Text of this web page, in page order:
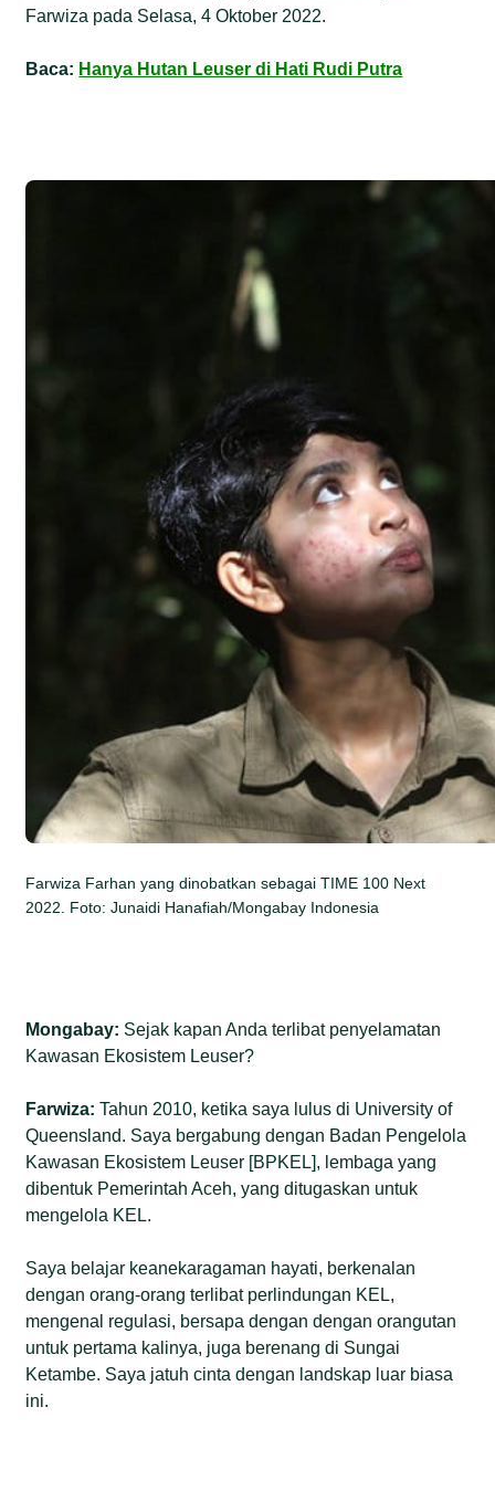
Farwiza pada Selasa, 4 Oktober 2022.
Baca: Hanya Hutan Leuser di Hati Rudi Putra
Farwiza Farhan yang dinobatkan sebagai TIME 100 Next
2022. Foto: Junaidi Hanafiah/Mongabay Indonesia
Mongabay: Sejak kapan Anda terlibat penyelamatan
Kawasan Ekosistem Leuser?
Farwiza: Tahun 2010, ketika saya lulus di University of
Queensland. Saya bergabung dengan Badan Pengelola
Kawasan Ekosistem Leuser [BPKEL], lembaga yang
dibentuk Pemerintah Aceh, yang ditugaskan untuk
mengelola KEL.
Saya belajar keanekaragaman hayati, berkenalan
dengan orang-orang terlibat perlindungan KEL,
mengenal regulasi, bersapa dengan dengan orangutan
untuk pertama kalinya, juga berenang di Sungai
Ketambe. Saya jatuh cinta dengan landskap luar biasa
ini.